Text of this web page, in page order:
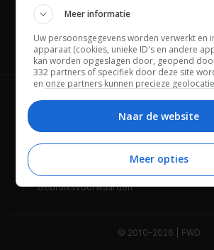
Channels
Wie is FWD
Adverteren
Gebruiksvoorwaarden
© 2010-2026 | FWD
Meer informatie
Uw persoonsgegevens worden verwerkt en
apparaat (cookies, unieke ID's en andere
kan worden opgeslagen door, geopend
332 partners of specifiek door deze site
en onze partners kunnen precieze
Bepaalde leveranciers kunnen uw
beheren. Zoek onderaan deze pagina of in
een link om uw toestemming te beheren of
privacy- en cookie-instellingen.
Naar de website
Meer opties